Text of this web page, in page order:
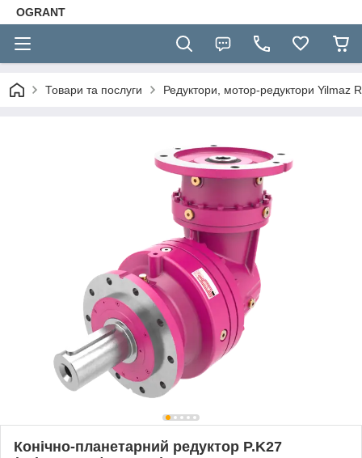
OGRANT
Товари та послуги Редуктори, мотор-редуктори Yilmaz
Конічно-планетарний редуктор P.K27